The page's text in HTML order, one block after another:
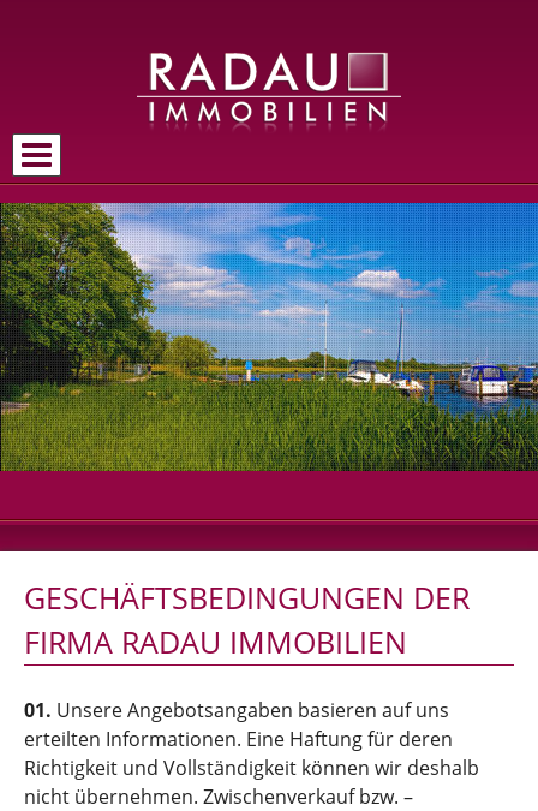
GESCHÄFTSBEDINGUNGEN DER
FIRMA RADAU IMMOBILIEN
01. Unsere Angebotsangaben basieren auf uns
erteilten Informationen. Eine Haftung für deren
Richtigkeit und Vollständigkeit können wir deshalb
nicht übernehmen. Zwischenverkauf bzw. –